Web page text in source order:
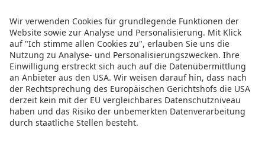
Party mit der Urban Club Band ausklingen lassen.
Das detaillierte Programm sowie Tickets sind
online unter
www.brandmania.eventszu
finden.
PRESSEMITTEILUNG ALS PDF HERUNTERLADEN